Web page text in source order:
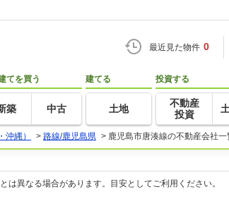
最近見た物件 0
てを買う
築 中古
建てる
土地
投資する
不動産
投資
縄） > 路線/鹿児島県 > 鹿児島市唐湊線の不動産会社一
異なる場合があります。目安としてご利用ください。